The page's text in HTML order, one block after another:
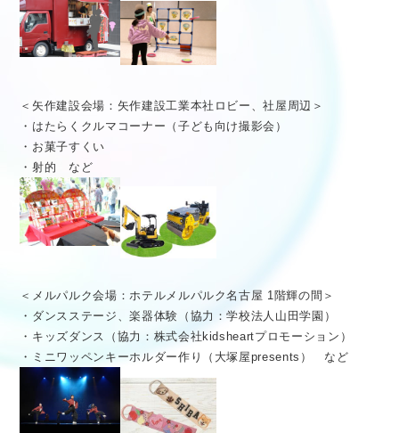
＜矢作建設会場：矢作建設工業本社ロビー、社屋周辺＞
・はたらくクルマコーナー（子ども向け撮影会）
・お菓子すくい
・射的 など
＜メルパルク会場：ホテルメルパルク名古屋 1階輝の間＞
・ダンスステージ、楽器体験（協力：学校法人山田学園）
・キッズダンス（協力：株式会社kidsheartプロモーション）
・ミニワッペンキーホルダー作り（大塚屋presents） など